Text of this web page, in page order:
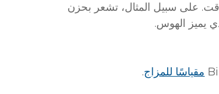
على سبيل المثال، تشعر بحزن
يميز الهوس.
مقياسًا للمزاج.